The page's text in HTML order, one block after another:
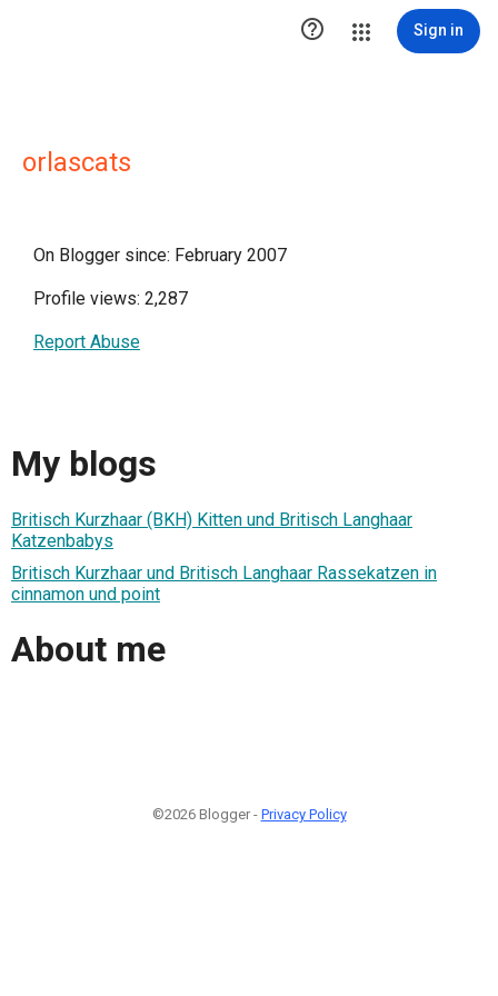
 Sign in
orlascats
On Blogger since: February 2007
Profile views: 2,287
Report Abuse
My blogs
Britisch Kurzhaar (BKH) Kitten und Britisch Langhaar
Katzenbabys
Britisch Kurzhaar und Britisch Langhaar Rassekatzen in
cinnamon und point
About me
©2026 Blogger - Privacy Policy